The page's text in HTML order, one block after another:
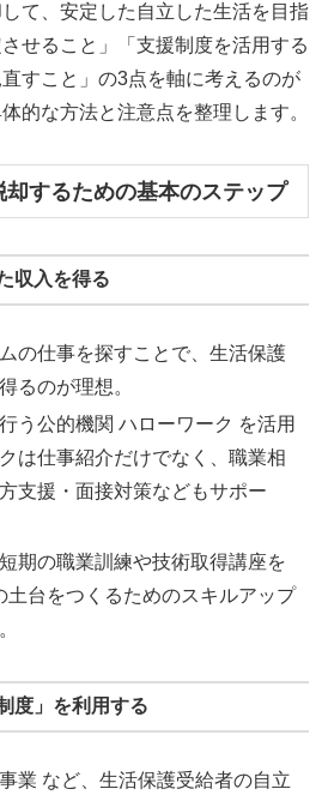
て、安定した自立した生活を目指
せること」「支援制度を活用する
すこと」の3点を軸に考えるのが
的な方法と注意点を整理します。
却するための基本のステップ
収入を得る
の仕事を探すことで、生活保護
るのが理想。
う公的機関 ハローワーク を活用
は仕事紹介だけでなく、職業相
支援・面接対策などもサポー
期の職業訓練や技術取得講座を
台をつくるためのスキルアップ
度」を利用する
業 など、生活保護受給者の自立